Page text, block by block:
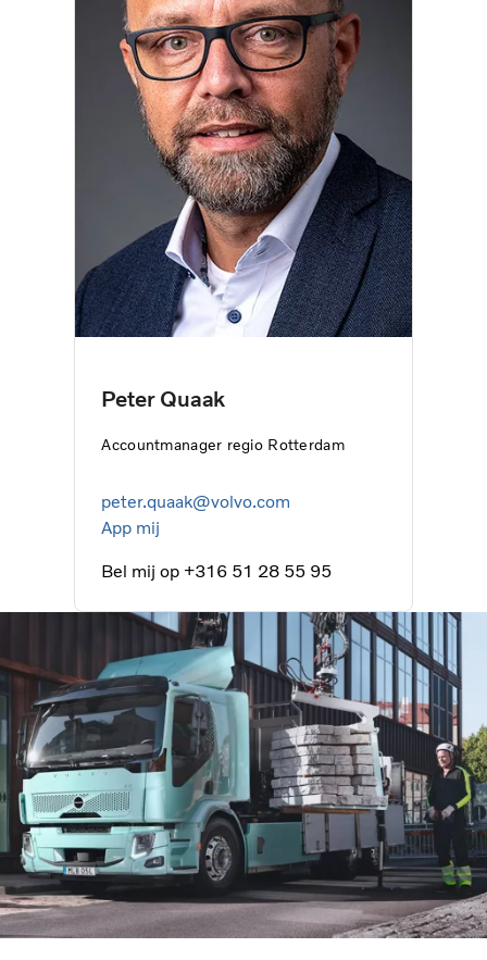
Peter Quaak
Accountmanager regio Rotterdam
peter.quaak@volvo.com
App mij
Bel mij op +316 51 28 55 95